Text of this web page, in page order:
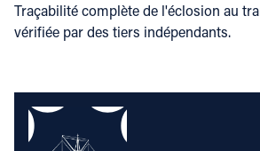
Traçabilité complète de l'éclosion au
vérifiée par des tiers indépendants.